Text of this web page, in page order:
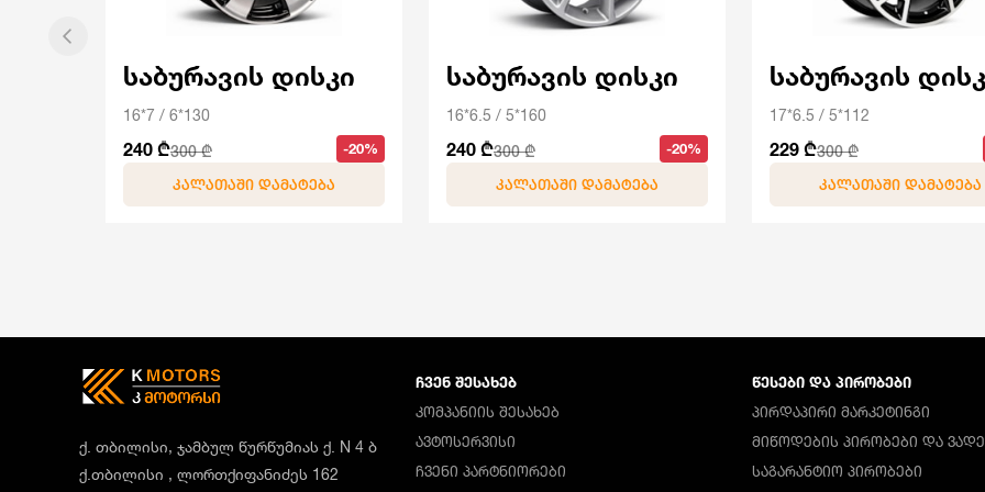
საბურავის დისკი
16*7 / 6*130
240 ₾300 ₾ -20%
ᲙᲐᲚᲐᲗᲐᲨᲘ ᲓᲐᲛᲐᲢᲔᲑᲐ
საბურავის დისკი
16*6.5 / 5*160
240 ₾300 ₾ -20%
ᲙᲐᲚᲐᲗᲐᲨᲘ ᲓᲐᲛᲐᲢᲔᲑᲐ
საბურავის
17*6.5 / 5*112
229 ₾300 ₾
ᲙᲐᲚᲐᲗᲐᲨᲘ ᲓᲐᲛᲐᲢᲔᲑᲐ
ქ. თბილისი, ჯამბულ წურწუმიას ქ. N 4 ბ
ქ.თბილისი , ლორთქიფანიძეს 162
ᲩᲕᲔᲜ ᲨᲔᲡᲐᲮᲔᲑ
ᲙᲝᲛᲞᲐᲜᲘᲘᲡ ᲨᲔᲡᲐᲮᲔᲑ
ᲐᲕᲢᲝᲡᲔᲠᲕᲘᲡᲘ
ᲩᲕᲔᲜᲘ ᲞᲐᲠᲢᲜᲘᲝᲠᲔᲑᲘ
ᲬᲔᲡᲔᲑᲘ ᲓᲐ ᲞᲘᲠᲝᲑᲔᲑᲘ
ᲞᲘᲠᲓᲐᲞᲘᲠᲘ ᲛᲐᲠᲙᲔᲢᲘᲜᲒᲘ
ᲛᲘᲬᲝᲓᲔᲑᲘᲡ ᲞᲘᲠᲝᲑᲔᲑᲘ ᲓᲐ
ᲡᲐᲒᲐᲠᲐᲜᲢᲘᲝ ᲞᲘᲠᲝᲑᲔᲑᲘ